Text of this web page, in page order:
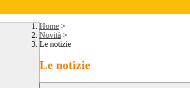
Home >
Novità >
Le notizie
Le notizie